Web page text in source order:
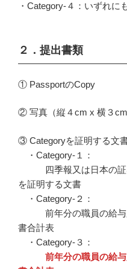
・Category-４：いずれに
２．提出書類
① PassportのCopy
② 写真（縦４cm x 横３cm
③ Categoryを証明する文
・Category-１：
四季報又は日本の証券
を証明する文書
・Category-２：
前年分の職員の給与
書合計表
・Category-３：
前年分の職員の給